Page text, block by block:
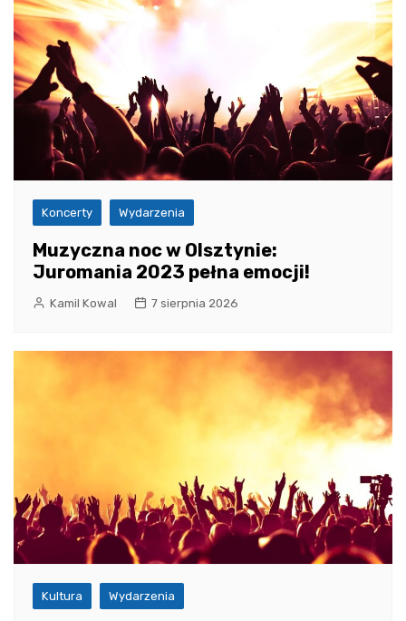
Koncerty Wydarzenia
Muzyczna noc w Olsztynie:
Juromania 2023 pełna emocji!
Kamil Kowal 7 sierpnia 2026
Kultura Wydarzenia